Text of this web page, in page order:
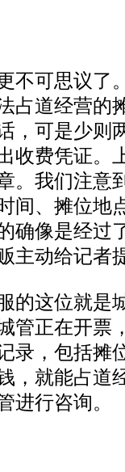
可思议了
占道经营的
，可是少则
收费凭证。
。我们注意
间、摊位地
确像是经过
主动给记者
这位就是
管正在开票
录，包括摊
，就能占道
进行咨询。